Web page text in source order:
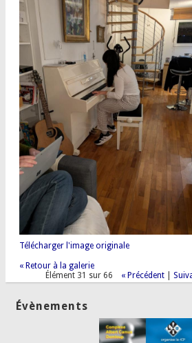
Télécharger l'image originale
« Retour à la galerie
Élément 31 sur 66
« Précédent |
Évènements